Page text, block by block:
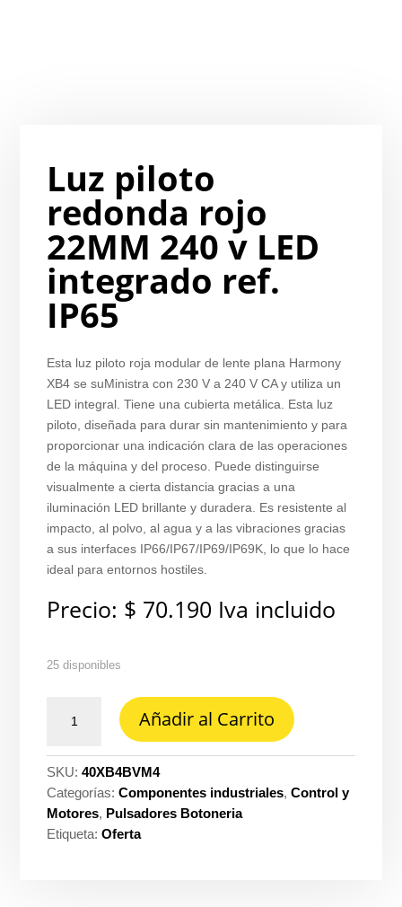
Luz piloto
redonda rojo
22MM 240 v LED
integrado ref.
IP65
Esta luz piloto roja modular de lente plana Harmony
XB4 se suMinistra con 230 V a 240 V CA y utiliza un
LED integral. Tiene una cubierta metálica. Esta luz
piloto, diseñada para durar sin mantenimiento y para
proporcionar una indicación clara de las operaciones
de la máquina y del proceso. Puede distinguirse
visualmente a cierta distancia gracias a una
iluminación LED brillante y duradera. Es resistente al
impacto, al polvo, al agua y a las vibraciones gracias
a sus interfaces IP66/IP67/IP69/IP69K, lo que lo hace
ideal para entornos hostiles.
Precio: $ 70.190 Iva incluido
25 disponibles
piloto
rojo
22MM
240
v
Añadir al Carrito
SKU:40XB4BVM4
Categorías:Componentes industriales,Control y
Motores, Pulsadores Botoneria
Etiqueta:Oferta